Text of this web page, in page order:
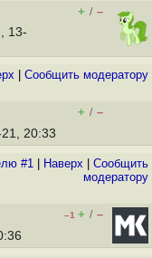
+ / –
13-
Cообщить модератору
+ / –
20:33
#1 Наверх
Cообщить
модератору
–1 + / –